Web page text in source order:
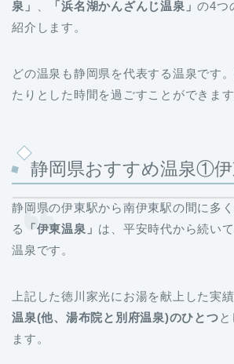
泉」
「浜名湖かんざんじ温泉」の4つ
紹介します。
どの温泉も静岡県を代表する温泉です
たりとした時間を過ごすことができます
静岡県おすすめ温泉①伊
静岡県の伊東駅から南伊東駅の間に多
る
「伊東温泉」 は、平安時代から続い
温泉です。
上記した徳川家光にお湯を献上した実績
温泉(他、湯布院と別府温泉)のひとつ
ます。